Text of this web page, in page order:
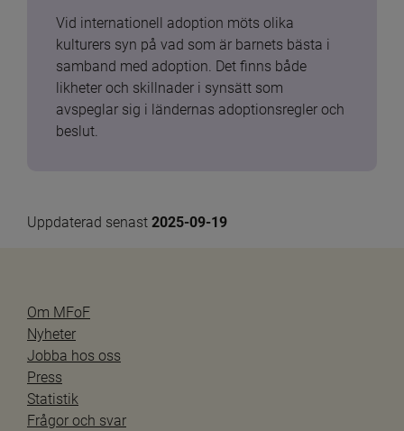
Vid internationell adoption möts olika
kulturers syn på vad som är barnets bästa i
samband med adoption. Det finns både
likheter och skillnader i synsätt som
avspeglar sig i ländernas adoptionsregler och
beslut.
Uppdaterad senast 2025-09-19
Om MFoF
Nyheter
Jobba hos oss
Press
Statistik
Frågor och svar